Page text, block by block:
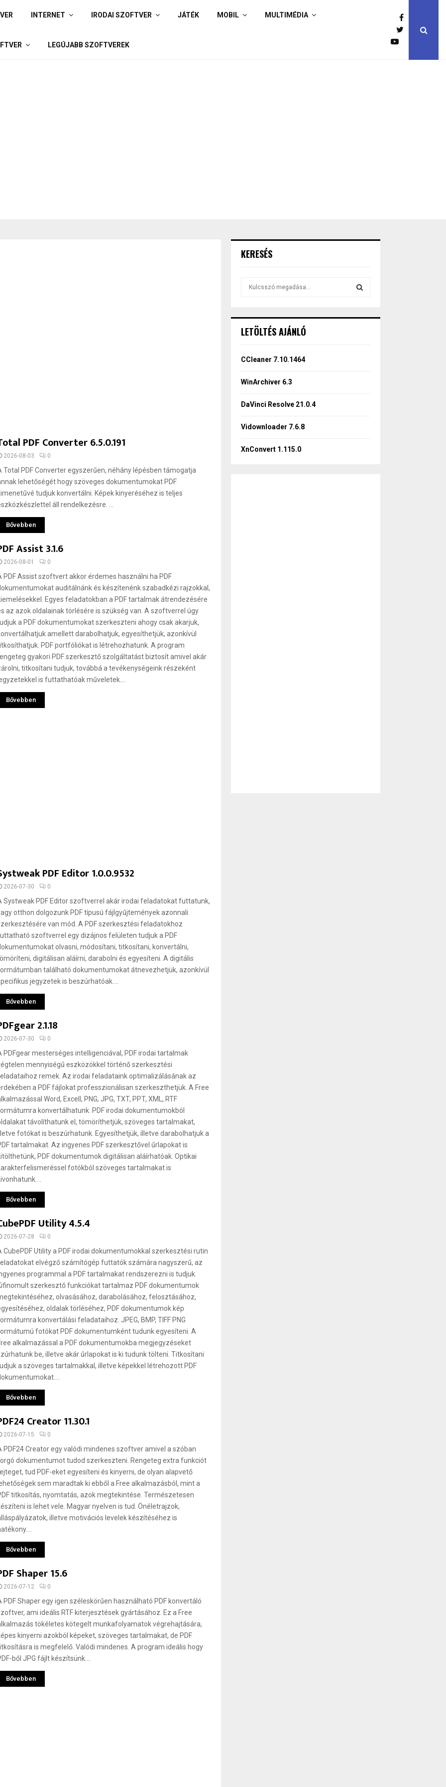
INTERNET IRODAI SZOFTVER JÁTÉK MOBIL MULTIMÉDIA
LEGÚJABB SZOFTVEREK
PDF Converter 6.5.0.191
2026-08-03 0
Total PDF Converter egyszerűen, néhány lépésben támogatja
lehetőségét hogy szöveges dokumentumokat PDF
tudjuk konvertálni. Képek kinyeréséhez is teljes
áll rendelkezésre. ...
Bővebben
Assist 3.1.6
2026-08-01 0
PDF Assist szoftvert akkor érdemes használni ha PDF
auditálnánk és készítenénk szabadkézi rajzokkal,
Egyes feladatokban a PDF tartalmak átrendezésére
az azok oldalainak törlésére is szükség van. A szoftverrel úgy
a PDF dokumentumokat szerkeszteni ahogy csak akarjuk,
amellett darabolhatjuk, egyesíthetjük, azonkívül
PDF portfóliókat is létrehozhatunk. A program
gyakori PDF szerkesztő szolgáltatást biztosít amivel akár
titkosítani tudjuk, továbbá a tevékenységeink részeként
is futtathatóak műveletek....
Bővebben
PDF Editor 1.0.0.9532
2026-07-30 0
Systweak PDF Editor szoftverrel akár irodai feladatokat futtatunk,
otthon dolgozunk PDF típusú fájlgyűjtemények azonnali
van mód. A PDF szerkesztési feladatokhoz
szoftverrel egy dizájnos felületen tudjuk a PDF
olvasni, módosítani, titkosítani, konvertálni,
digitálisan aláírni, darabolni és egyesíteni. A digitális
található dokumentumokat átnevezhetjük, azonkívül
jegyzetek is beszúrhatóak....
Bővebben
2.1.18
2026-07-30 0
PDFgear mesterséges intelligenciával, PDF irodai tartalmak
mennyiségű eszközökkel történő szerkesztési
remek. Az irodai feladataink optimalizálásának az
a PDF fájlokat professzionálisan szerkeszthetjük. A Free
Word, Excell, PNG, JPG, TXT, PPT, XML, RTF
konvertálhatunk. PDF irodai dokumentumokból
távolíthatunk el, tömöríthetjük, szöveges tartalmakat,
fotókat is beszúrhatunk. Egyesíthetjük, illetve darabolhatjuk a
tartalmakat. Az ingyenes PDF szerkesztővel űrlapokat is
PDF dokumentumok digitálisan aláírhatóak. Optikai
fotókból szöveges tartalmakat is
Bővebben
Utility 4.5.4
2026-07-28 0
CubePDF Utility a PDF irodai dokumentumokkal szerkesztési rutin
elvégző számítógép futtatók számára nagyszerű, az
programmal a PDF tartalmakat rendszerezni is tudjuk.
szerkesztő funkciókat tartalmaz PDF dokumentumok
olvasásához, darabolásához, felosztásához,
oldalak törléséhez, PDF dokumentumok kép
konvertálási feladataihoz. JPEG, BMP, TIFF PNG
fotókat PDF dokumentumként tudunk egyesíteni. A
alkalmazással a PDF dokumentumokba megjegyzéseket
be, illetve akár űrlapokat is ki tudunk tölteni. Titkosítani
a szöveges tartalmakkal, illetve képekkel létrehozott PDF
Bővebben
Creator 11.30.1
2026-07-15 0
PDF24 Creator egy valódi mindenes szoftver amivel a szóban
dokumentumot tudod szerkeszteni. Rengeteg extra funkciót
tud PDF-eket egyesíteni és kinyerni, de olyan alapvető
sem maradtak ki ebből a Free alkalmazásból, mint a
titkosítás, nyomtatás, azok megtekintése. Természetesen
is lehet vele. Magyar nyelven is tud. Önéletrajzok,
illetve motivációs levelek készítéséhez is
Bővebben
Shaper 15.6
2026-07-12 0
PDF Shaper egy igen széleskörűen használható PDF konvertáló
ami ideális RTF kiterjesztések gyártásához. Ez a Free
tökéletes kötegelt munkafolyamatok végrehajtására,
kinyerni azokból képeket, szöveges tartalmakat, de PDF
is megfelelő. Valódi mindenes. A program ideális hogy
ből JPG fájlt készítsünk....
Bővebben
KERESÉS
h
o
LETÖLTÉS AJÁNLÓ
CCleaner 7.10.1464
WinArchiver 6.3
DaVinci Resolve 21.0.4
Vidownloader 7.6.8
XnConvert 1.115.0